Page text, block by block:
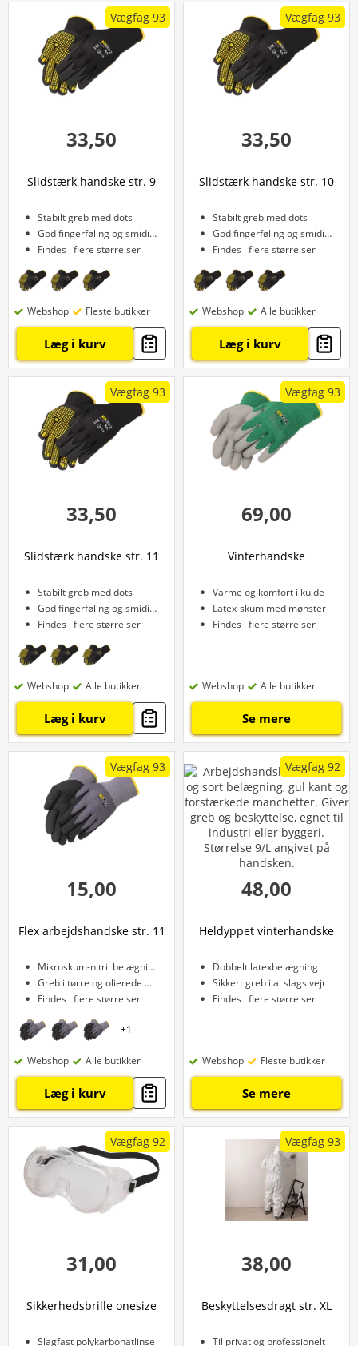
Vægfag 93
33,50
Slidstærk handske str. 9
Stabilt greb med dots
God fingerføling og smidighed
Findes i flere størrelser
Webshop Fleste butikker
Læg i kurv
Vægfag 93
33,50
Slidstærk handske str. 10
Stabilt greb med dots
God fingerføling og smidighed
Findes i flere størrelser
Webshop Alle butikker
Læg i kurv
Vægfag 93
33,50
Slidstærk handske str. 11
Stabilt greb med dots
God fingerføling og smidighed
Findes i flere størrelser
Webshop Alle butikker
Læg i kurv
Vægfag 93
69,00
Vinterhandske
Varme og komfort i kulde
Latex-skum med mønster
Findes i flere størrelser
Webshop Alle butikker
Se mere
Vægfag 93
15,00
Flex arbejdshandske str. 11
Mikroskum-nitril belægning
Greb i tørre og olierede miljøer
Findes i flere størrelser
+1
Webshop Alle butikker
Læg i kurv
Vægfag 92
48,00
Heldyppet vinterhandske
Dobbelt latexbelægning
Sikkert greb i al slags vejr
Findes i flere størrelser
Webshop Fleste butikker
Se mere
Vægfag 92
31,00
Sikkerhedsbrille onesize
Slagfast polykarbonatlinse
Vægfag 93
38,00
Beskyttelsesdragt str. XL
Til privat og professionelt